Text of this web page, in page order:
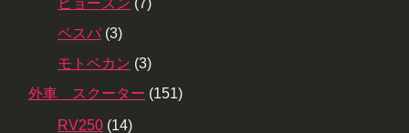
ベスパ (3)
モトベカン (3)
外車 スクーター (151)
RV250 (14)